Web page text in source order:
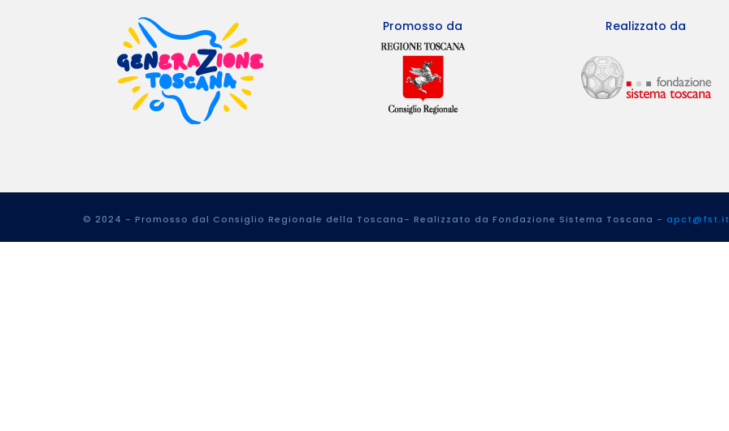
Promosso da Realizzato da
© 2024 - Promosso dal Consiglio Regionale della Toscana- Realizzato da Fondazione Sistema Toscana - apct@fst.it